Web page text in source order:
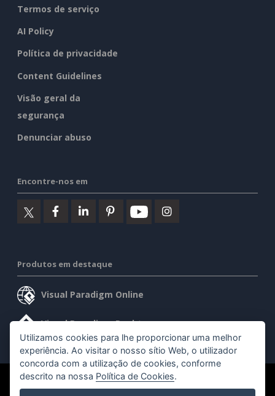
Termos de serviço
AI Policy
Política de privacidade
Content Guidelines
Visão geral da
segurança
Denunciar abuso
Encontre-nos em
Produtos em destaque
Visual Paradigm Online
Visual Paradigm Desktop
©2026 by Visual Paradigm. Todos os direitos reservados.
Utilizamos cookies para lhe proporcionar uma melhor
experiência. Ao visitar o nosso sítio Web, o utilizador
concorda com a utilização de cookies, conforme
descrito na nossa Política de Cookies.